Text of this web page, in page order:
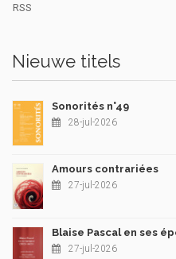
RSS
Nieuwe titels
Sonorités n°49
28-jul-2026
Amours contrariées
27-jul-2026
Blaise Pascal en ses
27-jul-2026